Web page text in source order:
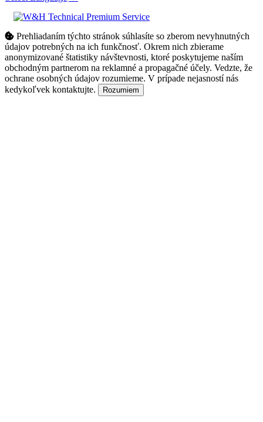
Prehliadaním týchto stránok súhlasíte so zberom nevyhnutných
údajov potrebných na ich funkčnosť. Okrem nich zbierame
anonymizované štatistiky návštevnosti, ktoré poskytujeme naším
obchodným partnerom na reklamné a propagačné účely. Vedzte, že
ochrane osobných údajov rozumieme. V prípade nejasností nás
kedykoľvek kontaktujte.
Rozumiem